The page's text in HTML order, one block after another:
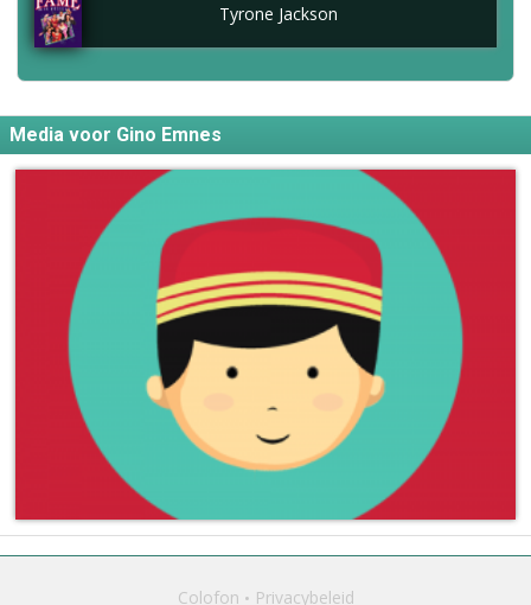
Tyrone Jackson
Media voor Gino Emnes
Colofon Privacybeleid